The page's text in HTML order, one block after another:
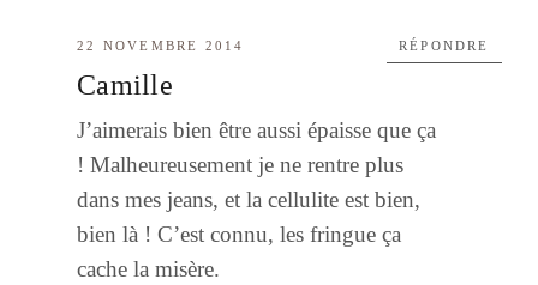
22 NOVEMBRE 2014
Camille
J’aimerais bien être aussi épaisse que ça
! Malheureusement je ne rentre plus
dans mes jeans, et la cellulite est bien,
bien là ! C’est connu, les fringue ça
cache la misère.
RÉPONDRE